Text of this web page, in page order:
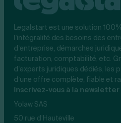
Legalstart est une solution
l’intégralité des besoins des
d’entreprise, démarches
facturation, comptabilité, etc.
d’experts juridiques dédiés, les
d’une offre complète, fiable et
Inscrivez-vous à la
Yolaw SAS
50 rue d’Hauteville